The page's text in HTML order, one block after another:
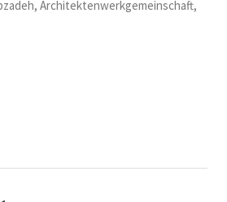
Architektenwerkgemeinschaft,